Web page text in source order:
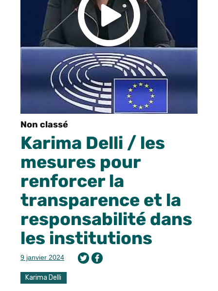
Non classé
Karima Delli / les
mesures pour
renforcer la
transparence et la
responsabilité dans
les institutions
9 janvier 2024
Karima Delli